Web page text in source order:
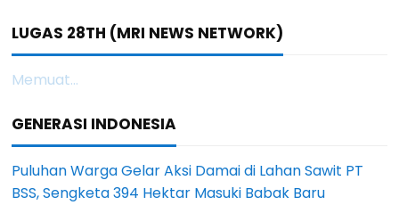
LUGAS 28TH (MRI NEWS NETWORK)
Memuat...
GENERASI INDONESIA
Puluhan Warga Gelar Aksi Damai di Lahan Sawit PT
BSS, Sengketa 394 Hektar Masuki Babak Baru